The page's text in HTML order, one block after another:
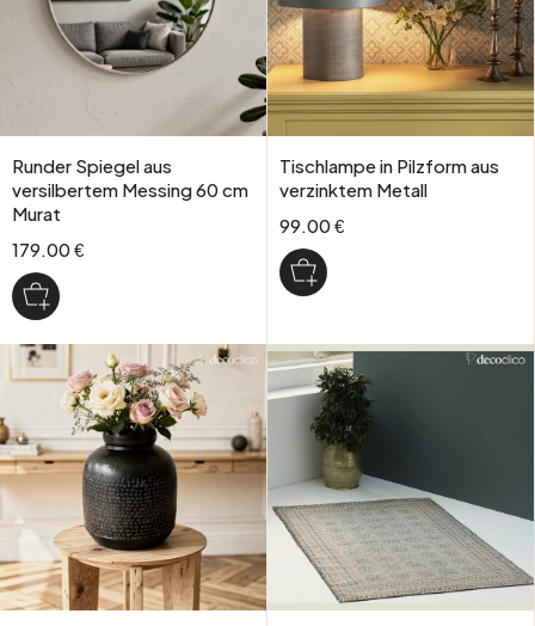
Runder Spiegel aus
versilbertem Messing 60 cm
Murat
179.00 €
Tischlampe in Pilzform aus
verzinktem Metall
99.00 €